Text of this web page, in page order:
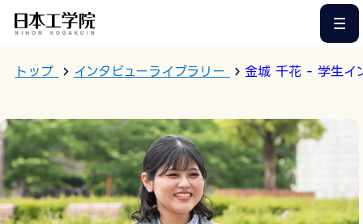
トップ インタビューライブラリー 金城 千花 - 学生イ